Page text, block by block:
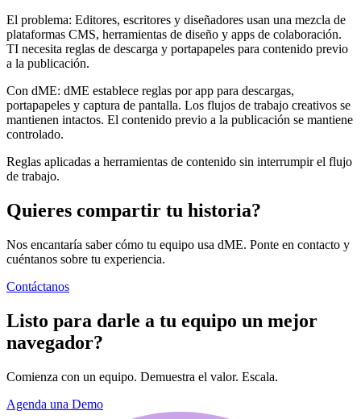
El problema: Editores, escritores y diseñadores usan una mezcla de
plataformas CMS, herramientas de diseño y apps de colaboración.
TI necesita reglas de descarga y portapapeles para contenido previo
a la publicación.
Con dME: dME establece reglas por app para descargas,
portapapeles y captura de pantalla. Los flujos de trabajo creativos se
mantienen intactos. El contenido previo a la publicación se mantiene
controlado.
Reglas aplicadas a herramientas de contenido sin interrumpir el flujo
de trabajo.
Quieres compartir tu historia?
Nos encantaría saber cómo tu equipo usa dME. Ponte en contacto y
cuéntanos sobre tu experiencia.
Contáctanos
Listo para darle a tu equipo un mejor
navegador?
Comienza con un equipo. Demuestra el valor. Escala.
Agenda una Demo